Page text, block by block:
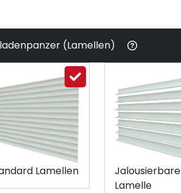
(Lamellen)
Lamellen
Jalousierbare
Lamelle